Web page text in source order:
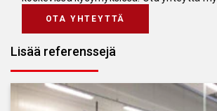
OTA YHTEYTTÄ
Lisää referenssejä